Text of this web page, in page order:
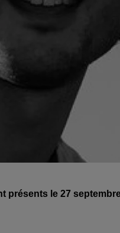
présents le 27